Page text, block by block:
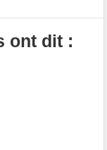
ont dit :